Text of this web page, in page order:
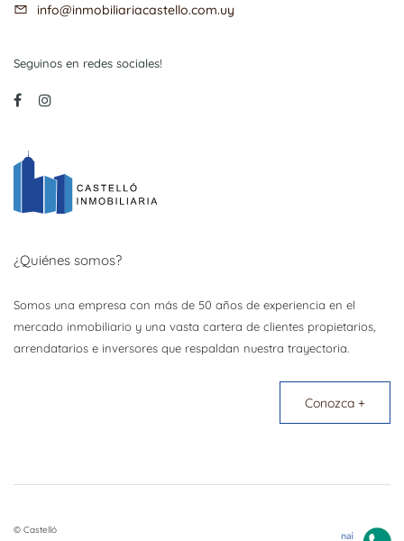
info@inmobiliariacastello.com.uy
Seguinos en redes sociales!
¿Quiénes somos?
Somos una empresa con más de 50 años de experiencia en el
mercado inmobiliario y una vasta cartera de clientes propietarios,
arrendatarios e inversores que respaldan nuestra trayectoria.
Conozca +
© Castelló